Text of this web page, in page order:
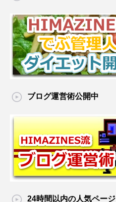
ブログ運営術公開中
24時間以内の人気ページ